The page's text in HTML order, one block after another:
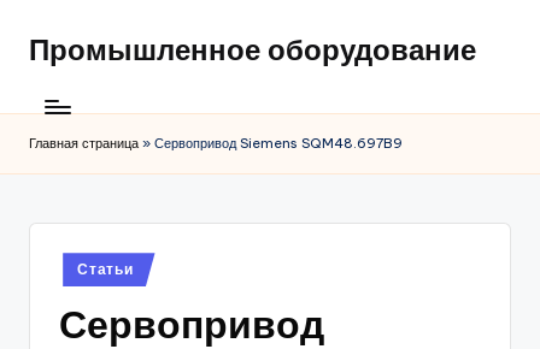
Промышленное оборудование
Главная страница » Сервопривод Siemens SQM48.697B9
Posted
in
Статьи
Сервопривод